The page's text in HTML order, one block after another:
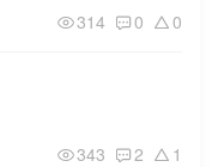
314 0 0
343 2 1